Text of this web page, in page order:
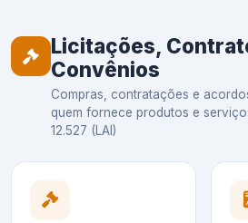
Licitações,
Convênios
Compras, contratações e
quem fornece produtos e serviços
12.527 (LAI)